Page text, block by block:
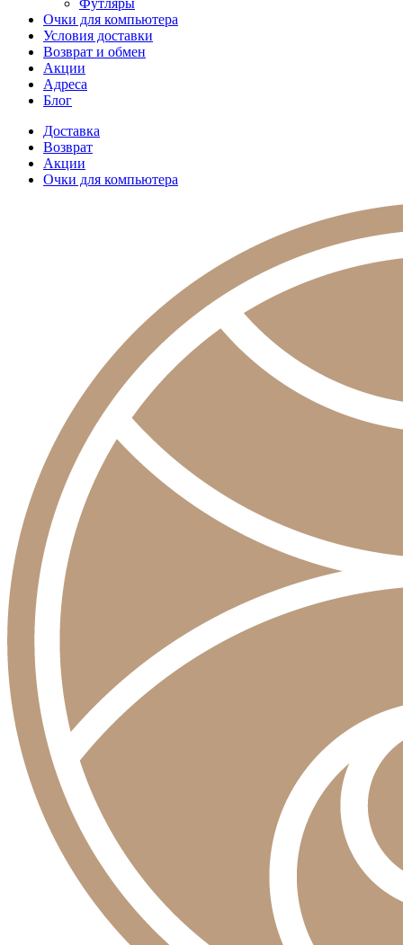
Футляры
Очки для компьютера
Условия доставки
Возврат и обмен
Акции
Адреса
Блог
Доставка
Возврат
Акции
Очки для компьютера